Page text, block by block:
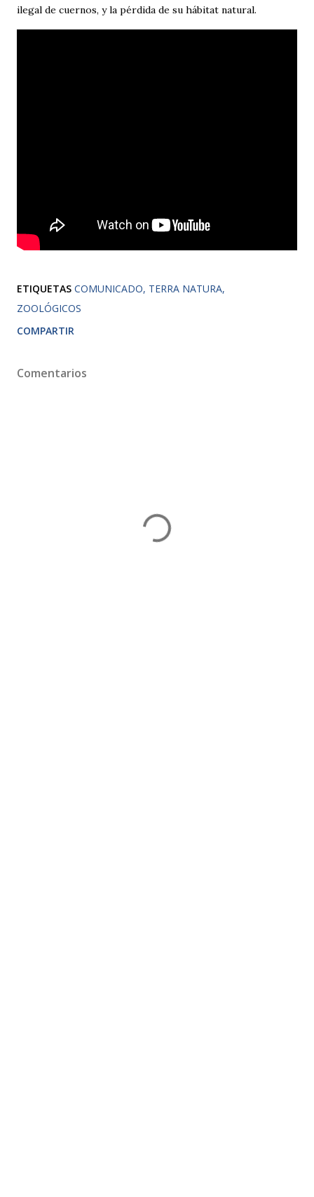
ilegal de cuernos, y la pérdida de su hábitat natural.
ETIQUETAS COMUNICADO TERRA NATURA
ZOOLÓGICOS
COMPARTIR
Comentarios